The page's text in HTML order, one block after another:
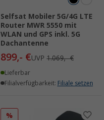
Selfsat Mobiler 5G/4G LTE
Router MWR 5550 mit
WLAN und GPS inkl. 5G
Dachantenne
899,- €UVP 1.069,- €
Lieferbar
Filialverfügbarkeit: Filiale setzen
%